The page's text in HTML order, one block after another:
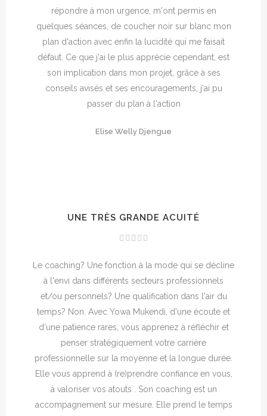
répondre à mon urgence, m'ont permis en
quelques séances, de coucher noir sur blanc mon
plan d'action avec enfin la lucidité qui me faisait
défaut. Ce que j'ai le plus apprécie cependant, est
son implication dans mon projet, grâce à ses
conseils avisés et ses encouragements, j'ai pu
passer du plan à l'action
Elise Welly Djengue
UNE TRÈS GRANDE ACUITÉ
Le coaching? Une fonction à la mode qui se décline
à l'envi dans différents secteurs professionnels
et/ou personnels? Une qualification dans l'air du
temps? Non. Avec Yowa Mukendi, d'une écoute et
d'une patience rares, vous apprenez à réfléchir et
penser stratégiquement votre carrière
professionnelle sur la moyenne et la longue durée.
Elle vous apprend à (re)prendre confiance en vous,
à valoriser vos atouts . Son coaching est un
accompagnement sur mesure. Elle prend le temps